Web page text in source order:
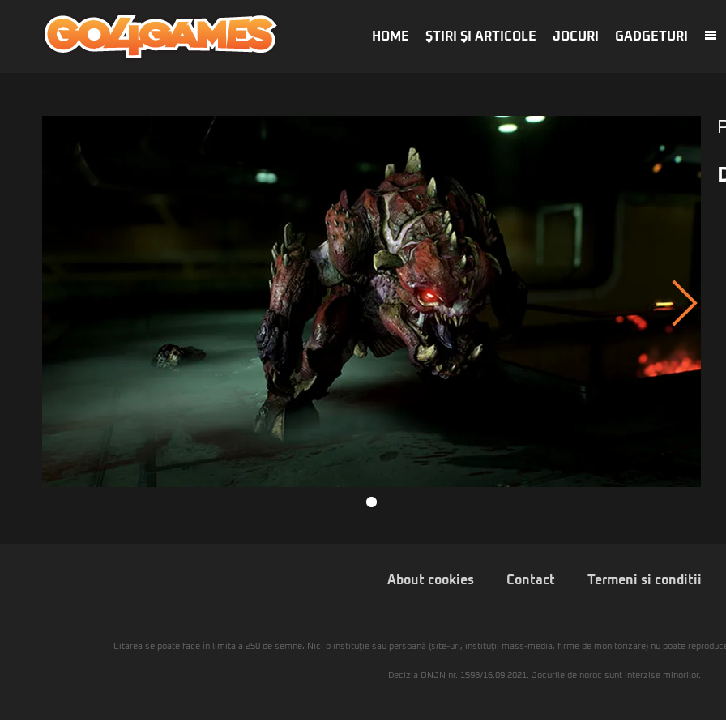
HOME ŞTIRI ŞI ARTICOLE JOCURI GADGETURI
About cookies Contact Termeni si conditii
Citarea se poate face în limita a 250 de semne. Nici o instituţie sau persoană (site-uri, instituţii mass-media, firme de monitorizare) nu poate
Decizia ONJN nr. 1598/16.09.2021. Jocurile de noroc sunt interzise minorilor.